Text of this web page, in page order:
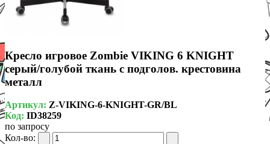
Кресло игровое Zombie VIKING 6 KNIGHT
серый/голубой ткань с подголов. крестовина
металл
Артикул: Z-VIKING-6-KNIGHT-GR/BL
Код: ID38259
по запросу
Кол-во: